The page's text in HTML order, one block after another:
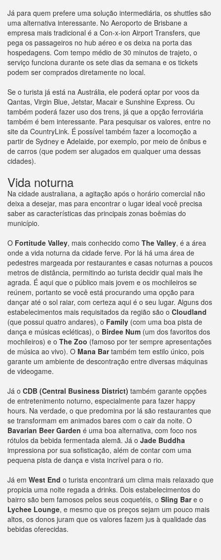
Já para quem prefere uma solução intermediária, os shuttles são
uma alternativa interessante. No Aeroporto de Brisbane a
empresa mais tradicional é a Con-x-ion Airport Transfers, que
pega os passageiros no hub aéreo e os deixa na porta das
hospedagens. Com tempo médio de 30 minutos de trajeto, o
serviço funciona durante os sete dias da semana e os tickets
podem ser comprados diretamente no local.
Se o turista já está na Austrália, ele poderá optar por voos da
Qantas, Virgin Blue, Jetstar, Macair e Sunshine Express. Ou
também poderá fazer uso dos trens, já que a opção ferroviária
também é bem interessante. Para pesquisar os valores, entre no
site da CountryLink. É possível também fazer a locomoção a
partir de Sydney e Adelaide, por exemplo, por meio de ônibus e
de carros (que podem ser alugados em qualquer uma dessas
cidades).
Vida noturna
Na cidade australiana, a agitação após o horário comercial não
deixa a desejar, mas para encontrar o lugar ideal você precisa
saber as características das principais zonas boêmias do
município.
O Fortitude Valley, mais conhecido como The Valley, é a área
onde a vida noturna da cidade ferve. Por lá há uma área de
pedestres margeada por restaurantes e casas noturnas a poucos
metros de distância, permitindo ao turista decidir qual mais lhe
agrada. É aqui que o público mais jovem e os mochileiros se
reúnem, portanto se você está procurando uma opção para
dançar até o sol raiar, com certeza aqui é o seu lugar. Alguns dos
estabelecimentos mais requisitados da região são o Cloudland
(que possui quatro andares), o Family (com uma boa pista de
dança e músicas ecléticas), o Birdee Num (um dos favoritos dos
mochileiros) e o The Zoo (famoso por ter sempre apresentações
de música ao vivo). O Mana Bartambém tem estilo único, pois
garante um ambiente de descontração entre diversas máquinas
de videogame.
Já o CDB (Central Business District) também garante opções
de entretenimento noturno, especialmente para fazer happy
hours. Na verdade, o que predomina por lá são restaurantes que
se transformam em animados bares com o cair da noite. O
Bavarian Beer Garden é uma boa alternativa, com foco nos
rótulos da bebida fermentada alemã. Já o Jade Buddha
impressiona por sua sofisticação, além de contar com uma
pequena pista de dança e vista incrível para o rio.
Já em West End o turista encontrará um clima mais relaxado que
propicia uma noite regada a drinks. Dois estabelecimentos do
bairro são bem famosos pelos seus coquetéis, o Sling Bare o
Lychee Lounge, e mesmo que os preços sejam um pouco mais
altos, os donos juram que os valores fazem jus à qualidade das
bebidas oferecidas.